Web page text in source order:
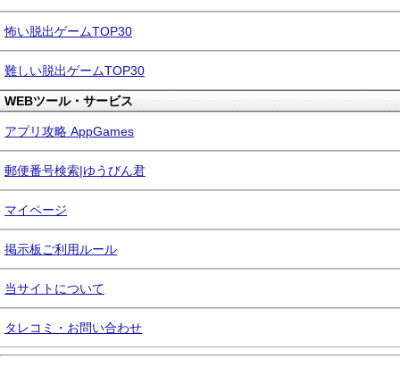
怖い脱出ゲームTOP30
難しい脱出ゲームTOP30
WEBツール・サービス
アプリ攻略 AppGames
郵便番号検索|ゆうびん君
マイページ
掲示板ご利用ルール
当サイトについて
タレコミ・お問い合わせ